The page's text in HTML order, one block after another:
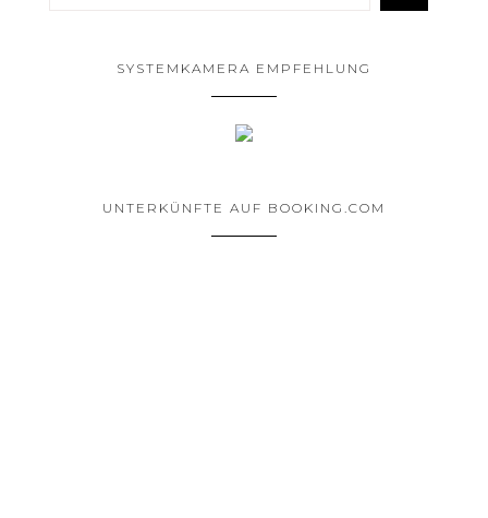
SYSTEMKAMERA EMPFEHLUNG
UNTERKÜNFTE AUF BOOKING.COM